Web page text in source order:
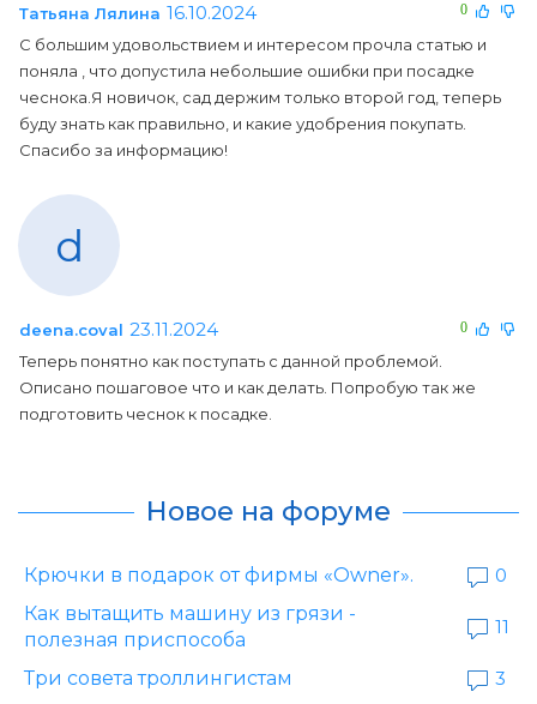
0
Татьяна Лялина 16.10.2024
С большим удовольствием и интересом прочла статью и
поняла , что допустила небольшие ошибки при посадке
чеснока.Я новичок, сад держим только второй год, теперь
буду знать как правильно, и какие удобрения покупать.
Спасибо за информацию!
d
0
deena.coval 23.11.2024
Теперь понятно как поступать с данной проблемой.
Описано пошаговое что и как делать. Попробую так же
подготовить чеснок к посадке.
Новое на форуме
Крючки в подарок от фирмы «Owner».
0
Как вытащить машину из грязи -
полезная приспособа
11
Три совета троллингистам
3